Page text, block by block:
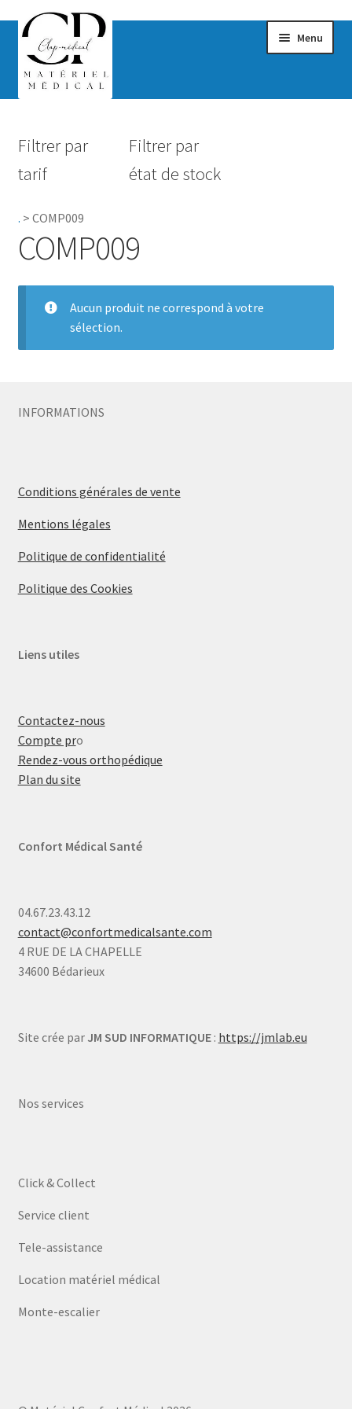
Menu
Hygiène
Accessoires Salle de bain
Pro.
Filtrer par
tarif
Filtrer par
état de stock
. > COMP009
COMP009
Aucun produit ne correspond à votre
sélection.
INFORMATIONS
Conditions générales de vente
Mentions légales
Politique de confidentialité
Politique des Cookies
Liens utiles
Contactez-nous
Compte pro
Rendez-vous orthopédique
Plan du site
Confort Médical Santé
04.67.23.43.12
contact@confortmedicalsante.com
4 RUE DE LA CHAPELLE
34600 Bédarieux
Site crée par JM SUD INFORMATIQUE: https://jmlab.eu
Nos services
Click & Collect
Service client
Tele-assistance
Location matériel médical
Monte-escalier